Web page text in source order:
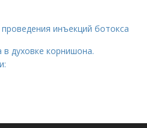
инъекций ботокса
в духовке корнишона.